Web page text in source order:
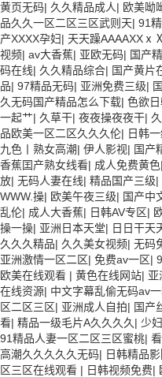
黄页无码| 久久精品成人| 欧美呦
品久久一区二区三区武则天| 91
产XXXX孕妇| 天天躁AAAAXXⅹⅩ
视频| av大香蕉| 亚欧无码| 国产
码在线| 久久精品综合| 国产黄片
品| 97精品无码| 亚洲免费三级|
久无码国产精品怎么下载| 色欲
一起艹| 久草干| 夜夜操夜夜干|
品欧美一区二区久久久伦| 日韩
九色丨熟女高潮| 伊人影视| 国产
香蕉囯产熟女线看| 成人免费黄色|
放| 无码人妻在线| 精品国产三级|
WWW.操| 欧美午夜三级| 国产中
乱伦| 成人大香蕉| 日韩AV专区|
操一操| 亚洲日本天堂| 日日干天
久久久精品| 久久美女视频| 无码
亚洲激情一区二区| 免费av一区|
欧美在线观看 | 黄色在线网站| 亚
在线资源| 中文字幕乱偷无码av
区二区三区| 亚洲成人自拍| 国产
看| 精品一级毛片A久久久久 | 少
91精品人妻一区二区三区蜜桃|
高潮久久久久久无码| 日韩精品
区三区在线观看 | 日韩视频免费|